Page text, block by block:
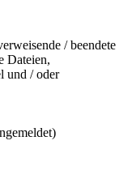
/ beendete
Dateien,
und / oder